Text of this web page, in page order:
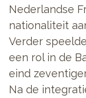
Nederlandse
nationaliteit
Verder
een rol in de
eind
Na de